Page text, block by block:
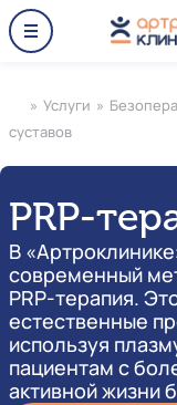
» Услуги »
суставов
PRP-
В
современный
PRP-терапия.
естественные
используя
пациентам с
активной жизни